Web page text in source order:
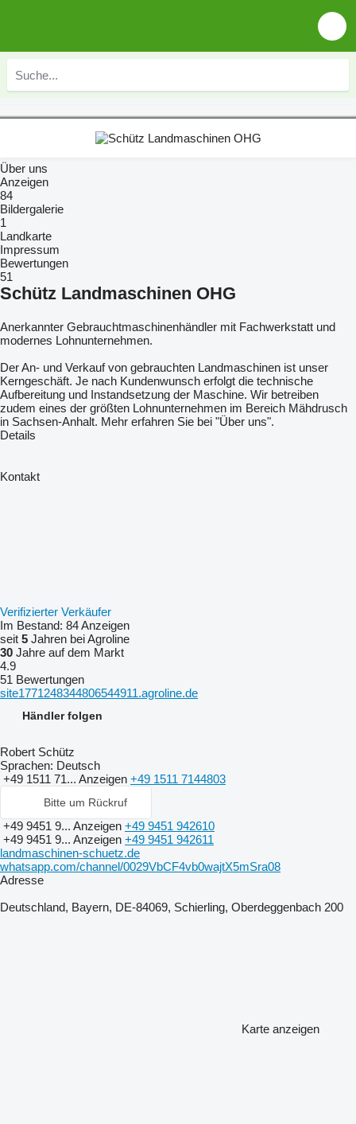
Über uns
Anzeigen
84
Bildergalerie
1
Landkarte
Impressum
Bewertungen
51
Schütz Landmaschinen OHG
Anerkannter Gebrauchtmaschinenhändler mit Fachwerkstatt und
modernes Lohnunternehmen.
Der An- und Verkauf von gebrauchten Landmaschinen ist unser
Kerngeschäft. Je nach Kundenwunsch erfolgt die technische
Aufbereitung und Instandsetzung der Maschine. Wir betreiben
zudem eines der größten Lohnunternehmen im Bereich Mähdrusch
in Sachsen-Anhalt. Mehr erfahren Sie bei "Über uns".
Details
Kontakt
Verifizierter Verkäufer
Im Bestand: 84 Anzeigen
seit 5 Jahren bei Agroline
30 Jahre auf dem Markt
4.9
51 Bewertungen
site1771248344806544911.agroline.de
Händler folgen
Robert Schütz
Sprachen: Deutsch
+49 1511 71... Anzeigen +49 1511 7144803
Bitte um Rückruf
+49 9451 9... Anzeigen +49 9451 942610
+49 9451 9... Anzeigen +49 9451 942611
landmaschinen-schuetz.de
whatsapp.com/channel/0029VbCF4vb0wajtX5mSra08
Adresse
Deutschland, Bayern, DE-84069, Schierling, Oberdeggenbach 200
Karte anzeigen